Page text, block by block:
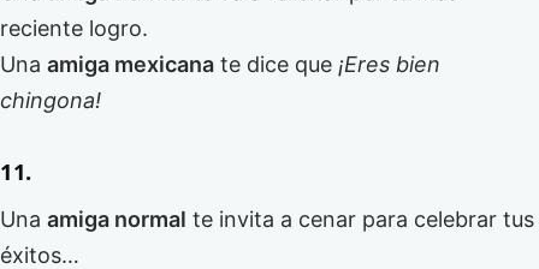
reciente logro.
Una amiga mexicana te dice que ¡Eres bien
chingona!
11.
Una amiga normal te invita a cenar para celebrar tus
éxitos…